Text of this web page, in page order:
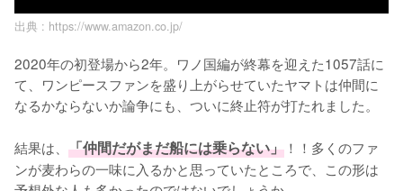
出典 : https://www.amazon.co.jp/
2020年の初登場から2年。ワノ国編が終幕を迎えた1057話に
て、ワンピースファンを盛り上がらせていたヤマトは仲間に
なるかならないか論争にも、ついに終止符が打たれました。
結果は、 「仲間だがまだ船には乗らない」 ！！多くのファ
ンが麦わらの一味に入るかと思っていたところで、この形は